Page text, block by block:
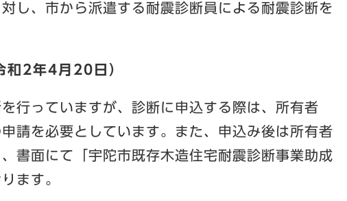
し、市から派遣する耐震診断員による耐震診断を
和2年4月20日）
行っていますが、診断に申込する際は、所有者
申請を必要としています。また、申込み後は所有者
、書面にて「宇陀市既存木造住宅耐震診断事業助成
ます。